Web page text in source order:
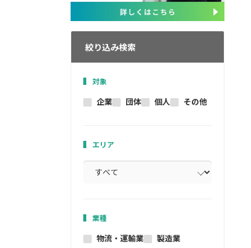
絞り込み検索
対象
企業 団体 個人 その他
エリア
業種
物流・運輸業
製造業